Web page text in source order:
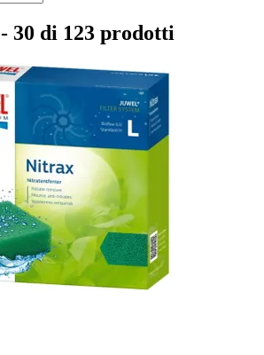
30 di 123 prodotti